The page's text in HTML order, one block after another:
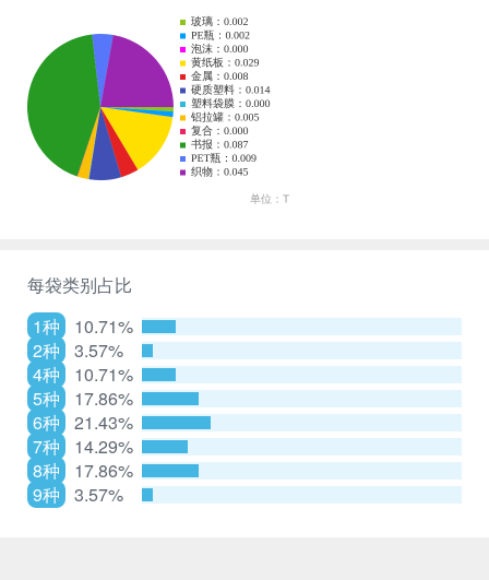
每袋类别占比
1种
10.71%
2种
3.57%
4种
10.71%
5种
17.86%
6种
21.43%
7种
14.29%
8种
17.86%
9种
3.57%